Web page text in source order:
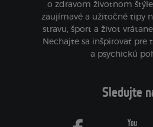
o zdravom životnom
zaujímavé a užitočné tipy
stravu, šport a život
Nechajte sa inšpirovať pre
a psychickú
Sledujte